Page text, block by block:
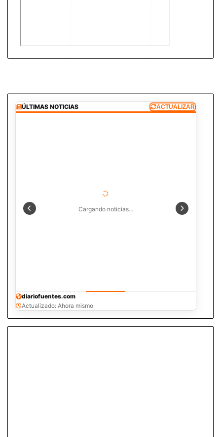
ÚLTIMAS NOTICIAS ACTUALIZAR
Cargando noticias...
diariofuentes.com
Actualizado: Ahora mismo